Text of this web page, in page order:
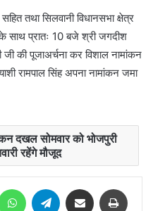
तथा सिलवानी विधानसभा क्षेत्र
साथ प्रातः 10 बजे श्री जगदीश
की पूजाअर्चना कर विशाल नामांकन
रामपाल सिंह अपना नामांकन जमा
दखल सोमवार को भोजपुरी
रहेंगे मौजूद
WhatsAppTelegram Share via Email